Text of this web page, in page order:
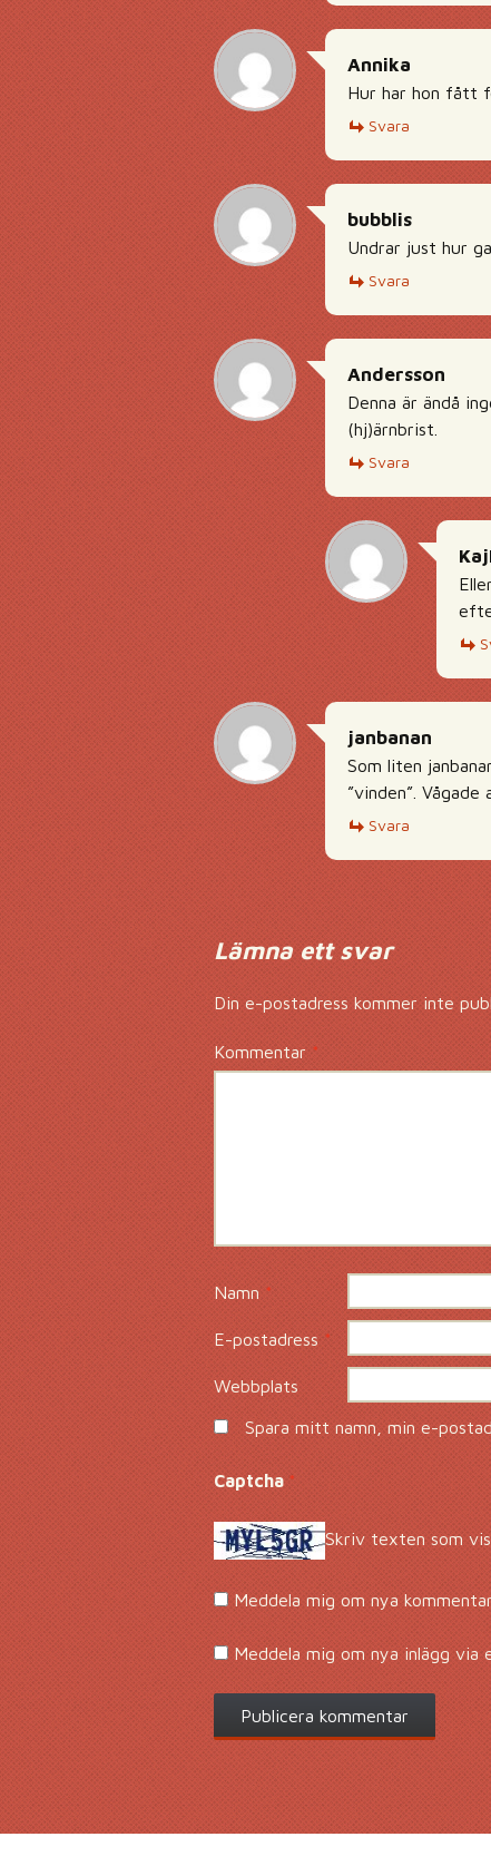
Annika
Hur har hon fått
Svara
bubblis
Undrar just hur
Svara
Andersson
Denna är ändå
(hj)ärnbrist.
Svara
janbanan
Som liten
”vinden”. Vågade
Svara
Lämna ett svar
Din e-postadress kommer inte
Kommentar*
Namn*
E-postadress*
Webbplats
Spara mitt namn, min e-
Captcha*
Skriv texten som
Meddela mig om nya
Meddela mig om nya inlägg via